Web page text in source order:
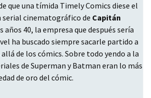
que una tímida Timely Comics diese el
serial cinematográfico de Capitán
años 40, la empresa que después sería
ha buscado siempre sacarle partido a
de los cómics. Sobre todo yendo a la
de Superman y Batman eran lo más
de oro del cómic.